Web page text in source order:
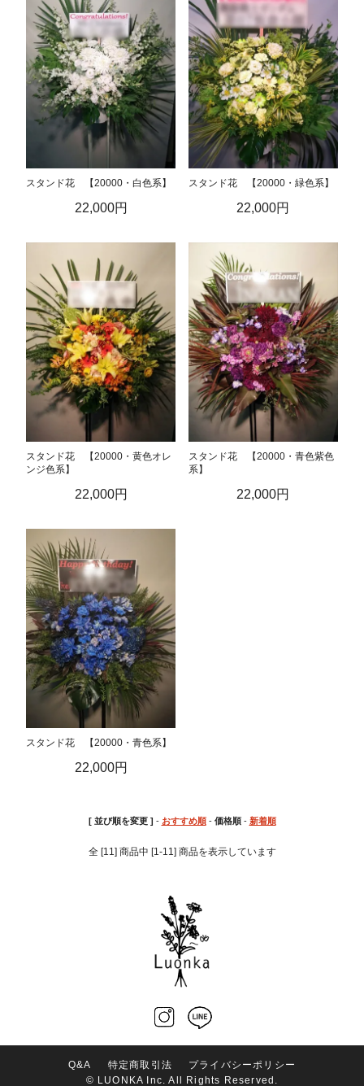
スタンド花 【20000・白色系】
22,000円
スタンド花 【20000・緑色系】
22,000円
スタンド花 【20000・黄色オレ
ンジ色系】
22,000円
スタンド花 【20000・青色紫色
系】
22,000円
スタンド花 【20000・青色系】
22,000円
[ 並び順を変更 ] - おすすめ順- 価格順- 新着順
全 [11] 商品中 [1-11] 商品を表示しています
© LUONKA Inc. All Rights Reserved.
Q&A 特定商取引法 プライバシーポリシー